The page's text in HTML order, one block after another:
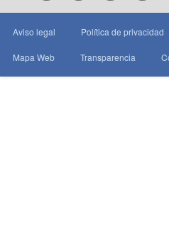
Aviso legal Política de privacidad
Mapa Web Transparencia